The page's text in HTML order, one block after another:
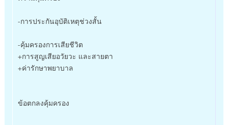
-การประกันอุบัติเหตุช่วงสั้น
-คุ้มครองการเสียชีวิต
+การสูญเสียอวัยวะ และสายตา
+ค่ารักษาพยาบาล
ข้อตกลงคุ้มครอง